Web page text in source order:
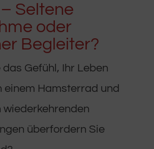
Seltene
oder
Begleiter?
das Gefühl, Ihr Leben
einem Hamsterrad und
überfordern Sie